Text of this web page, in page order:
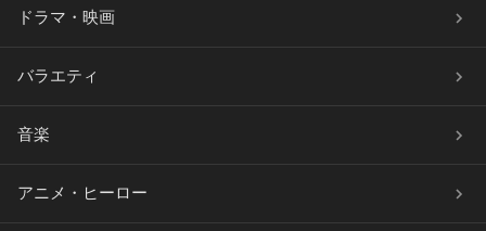
ドラマ・映画
バラエティ
音楽
アニメ・ヒーロー